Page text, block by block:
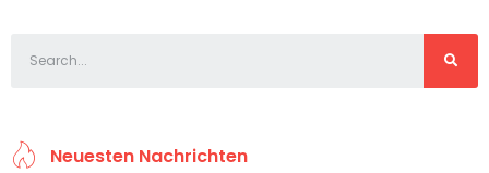
Neuesten Nachrichten